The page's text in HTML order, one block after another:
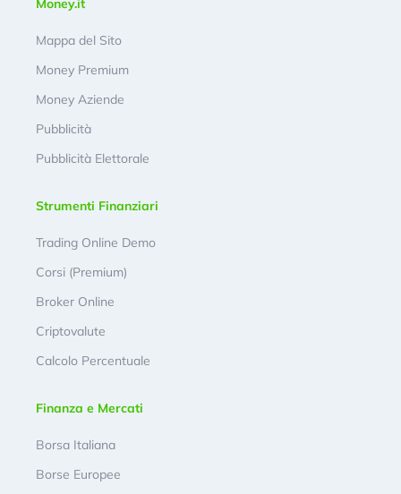
Mappa del Sito
Money Premium
Money Aziende
Pubblicità
Pubblicità Elettorale
Strumenti Finanziari
Trading Online Demo
Corsi (Premium)
Broker Online
Criptovalute
Calcolo Percentuale
Finanza e Mercati
Borsa Italiana
Borse Europee